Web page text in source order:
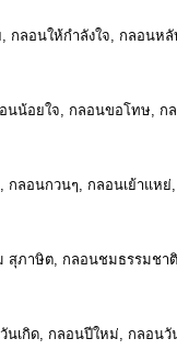
กลอนให้กำลังใจ, กลอนห
นน้อยใจ, กลอนขอโทษ, ก
กลอนกวนๆ, กลอนเย้าแหย่
สุภาษิต, กลอนชมธรรมชา
นเกิด, กลอนปีใหม่, กลอน